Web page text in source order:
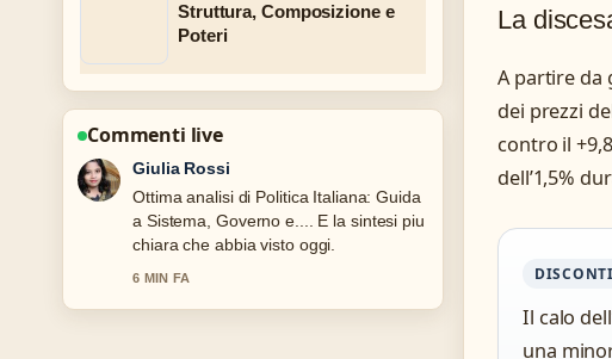
La
A partire da
dei prezzi
contro il
dell’1,5%
Il calo
una
Struttura, Composizione e
Poteri
Commenti live
Marco Bianchi
Seguo da vicino Mercati finanziari Italia
oggi: FTSE MIB e... – apprezzo il tono
equilibrato di questa copertura.
8 MIN FA